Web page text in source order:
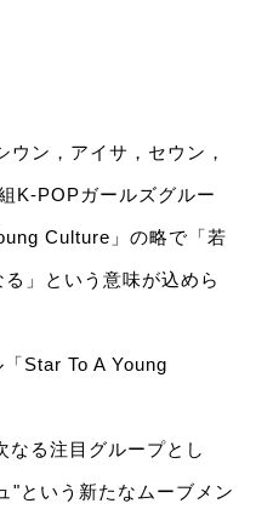
ン，アイサ，セウン，
K-POPガールズグルー
Culture」の略で「若
」という意味が込めら
Star To A Young
る注目グループとし
"という新たなムーブメン